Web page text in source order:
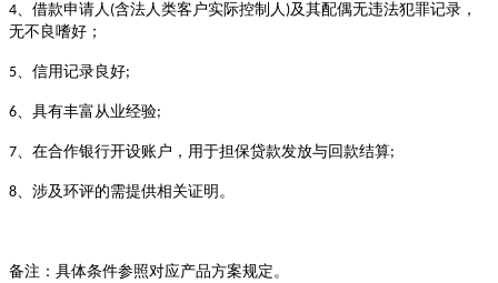
4、 借款申请人 (含法人类客户实际控制人 )及其配偶无违法犯罪记录，
无不良嗜好；
5、 信用记录良好;
6、 具有丰富从业经验;
7、 在合作银行开设账户，用于担保贷款发放与回款结算;
8、 涉及环评的需提供相关证明。
备注：具体条件参照对应产品方案规定。